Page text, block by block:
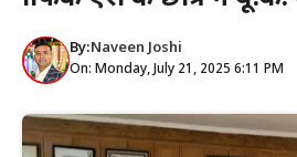
By:Naveen Joshi
On: Monday, July 21, 2025 6:11 PM